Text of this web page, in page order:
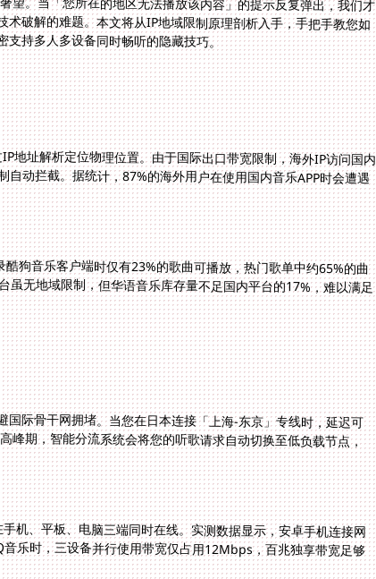
支持多人多设备同时畅听的隐藏技巧。
地址解析定位物理位置。由于国际出口带宽限制，海外IP访问国内
动拦截。据统计，87%的海外用户在使用国内音乐APP时会遭遇
狗音乐客户端时仅有23%的歌曲可播放，热门歌单中约65%的曲
无地域限制，但华语音乐库存量不足国内平台的17%，难以满足
际骨干网拥堵。当您在日本连接「上海-东京」专线时，延迟可
峰期，智能分流系统会将您的听歌请求自动切换至低负载节点，
机、平板、电脑三端同时在线。实测数据显示，安卓手机连接网
乐时，三设备并行使用带宽仅占用12Mbps，百兆独享带宽足够